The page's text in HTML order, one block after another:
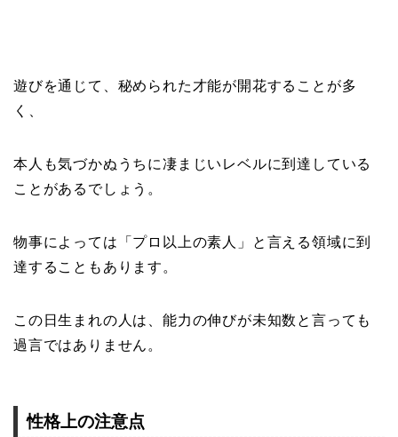
遊びを通じて、秘められた才能が開花することが多
く、
本人も気づかぬうちに凄まじいレベルに到達している
ことがあるでしょう。
物事によっては「プロ以上の素人」と言える領域に到
達することもあります。
この日生まれの人は、能力の伸びが未知数と言っても
過言ではありません。
性格上の注意点